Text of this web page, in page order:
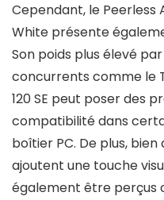
Cependant, le Peerless
White présente
Son poids plus élevé
concurrents comme le
120 SE peut poser des
compatibilité dans
boîtier PC. De plus,
ajoutent une touche
également être perçus